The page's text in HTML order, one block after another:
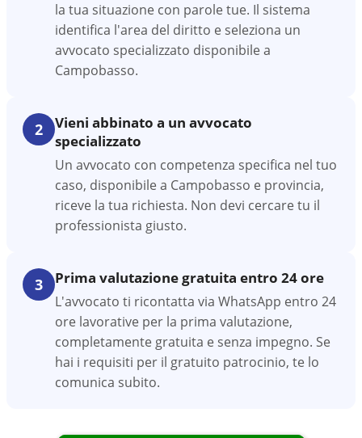
la tua situazione con parole tue. Il sistema
identifica l'area del diritto e seleziona un
avvocato specializzato disponibile a
Campobasso.
2
Vieni abbinato a un avvocato
specializzato
Un avvocato con competenza specifica nel tuo
caso, disponibile a Campobasso e provincia,
riceve la tua richiesta. Non devi cercare tu il
professionista giusto.
3 Prima valutazione gratuita entro 24 ore
L'avvocato ti ricontatta via WhatsApp entro 24
ore lavorative per la prima valutazione,
completamente gratuita e senza impegno. Se
hai i requisiti per il gratuito patrocinio, te lo
comunica subito.